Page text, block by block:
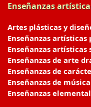
Enseñanzas
Artes plásticas y
Enseñanzas artísticas
Enseñanzas artísticas
Enseñanzas de arte
Enseñanzas de
Enseñanzas de música
Enseñanzas